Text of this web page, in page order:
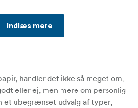
Indlæs mere
handler det ikke så meget om,
eller ej, men mere om personlig
et ubegrænset udvalg af typer,